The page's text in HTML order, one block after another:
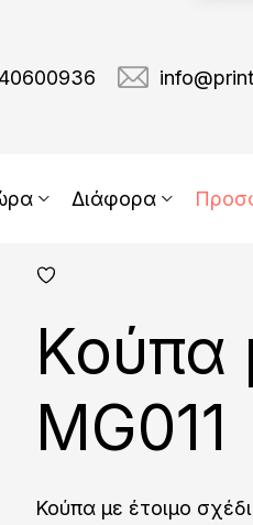
Διάφορα
Κούπα
MG011
Κούπα με έτοιμο